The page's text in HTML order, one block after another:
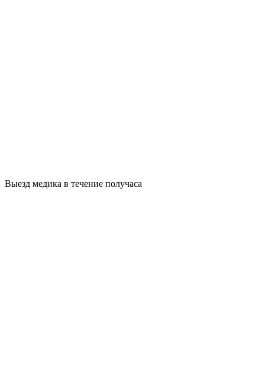
Выезд медика в течение получаса